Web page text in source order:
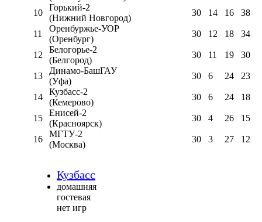
10
Горький-2
(Нижний Новгород)
30 14 16 38
11
Оренбуржье-УОР
(Оренбург)
30 12 18 34
12
Белогорье-2
(Белгород)
30 11 19 30
13
Динамо-БашГАУ
(Уфа)
30 6 24 23
14
Кузбасс-2
(Кемерово)
30 6 24 18
15
Енисей-2
(Красноярск)
30 4 26 15
16
МГТУ-2
(Москва)
30 3 27 12
Кузбасс
домашняя
гостевая
нет игр